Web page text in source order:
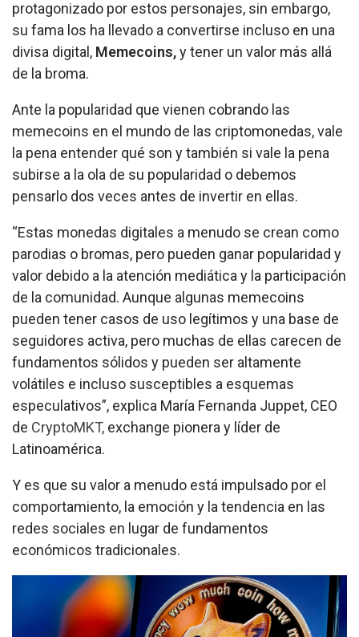
protagonizado por estos personajes, sin embargo,
su fama los ha llevado a convertirse incluso en una
divisa digital, Memecoins,y tener un valor más allá
de la broma.
Ante la popularidad que vienen cobrando las
memecoins en el mundo de las criptomonedas, vale
la pena entender qué son y también si vale la pena
subirse a la ola de su popularidad o debemos
pensarlo dos veces antes de invertir en ellas.
“Estas monedas digitales a menudo se crean como
parodias o bromas, pero pueden ganar popularidad y
valor debido a la atención mediática y la participación
de la comunidad. Aunque algunas memecoins
pueden tener casos de uso legítimos y una base de
seguidores activa, pero muchas de ellas carecen de
fundamentos sólidos y pueden ser altamente
volátiles e incluso susceptibles a esquemas
especulativos”, explica María Fernanda Juppet, CEO
de CryptoMKT, exchange pionera y líder de
Latinoamérica.
Y es que su valor a menudo está impulsado por el
comportamiento, la emoción y la tendencia en las
redes sociales en lugar de fundamentos
económicos tradicionales.